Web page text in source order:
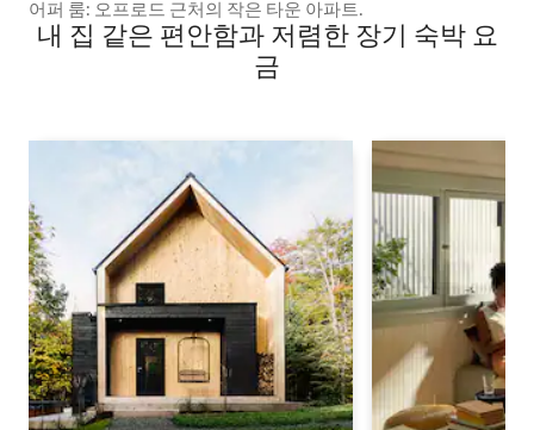
어퍼 룸: 오프로드 근처의 작은 타운 아파트.
내 집 같은 편안함과 저렴한 장기 숙박 요
금